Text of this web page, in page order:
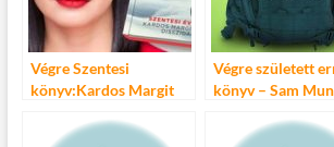
Végre Szentesi
könyv:Kardos Margit
Végre született
könyv – Sam